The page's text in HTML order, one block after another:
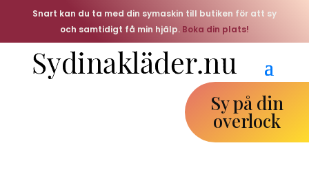
Snart kan du ta med din symaskin till butiken för att sy
och samtidigt få min hjälp. Boka din plats!
Sy på din
overlock